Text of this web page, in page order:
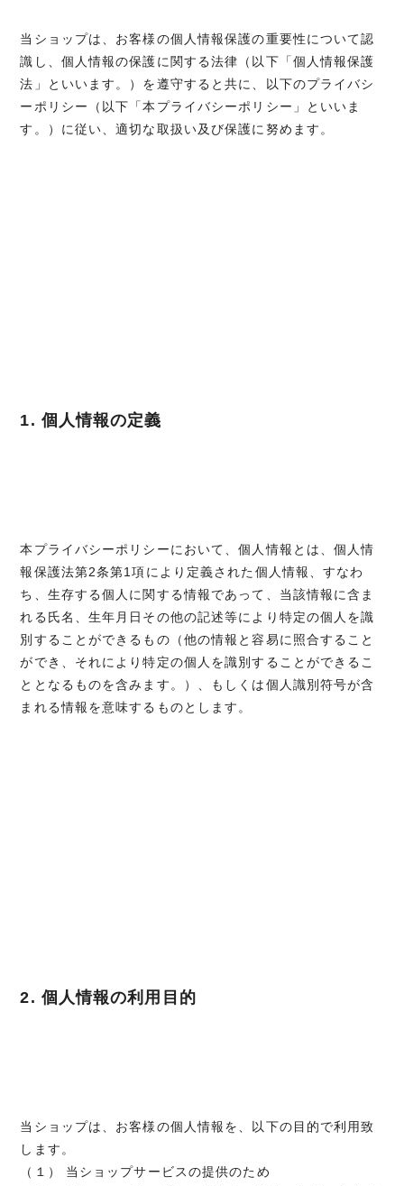
当ショップは、お客様の個人情報保護の重要性について認
識し、個人情報の保護に関する法律（以下「個人情報保護
法」といいます。）を遵守すると共に、以下のプライバシ
ーポリシー（以下「本プライバシーポリシー」といいま
す。）に従い、適切な取扱い及び保護に努めます。
1. 個人情報の定義
本プライバシーポリシーにおいて、個人情報とは、個人情
報保護法第2条第1項により定義された個人情報、すなわ
ち、生存する個人に関する情報であって、当該情報に含ま
れる氏名、生年月日その他の記述等により特定の個人を識
別することができるもの（他の情報と容易に照合すること
ができ、それにより特定の個人を識別することができるこ
ととなるものを含みます。）、もしくは個人識別符号が含
まれる情報を意味するものとします。
2. 個人情報の利用目的
当ショップは、お客様の個人情報を、以下の目的で利用致
します。
（１） 当ショップサービスの提供のため